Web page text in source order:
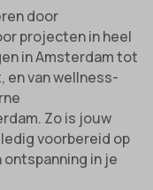
door
projecten in heel
in Amsterdam tot
en van wellness-
Zo is jouw
voorbereid op
in je